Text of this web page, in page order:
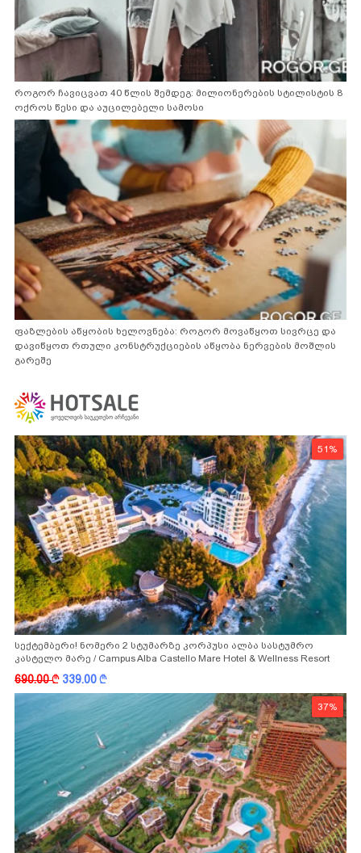
როგორ ჩავიცვათ 40 წლის შემდეგ: მილიონერების სტილისტის 8
ოქროს წესი და აუცილებელი სამოსი
ფაზლების აწყობის ხელოვნება: როგორ მოვაწყოთ სივრცე და
დავიწყოთ რთული კონსტრუქციების აწყობა ნერვების მოშლის
გარეშე
51%
სექტემბერი! ნომერი 2 სტუმარზე კორპუსი ალბა სასტუმრო
კასტელო მარე / Campus Alba Castello Mare Hotel & Wellness Resort
690.00k 339.00k
37%